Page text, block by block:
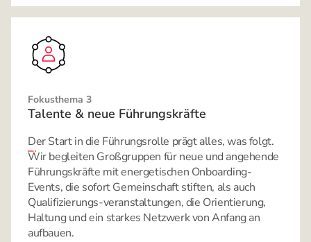
Fokusthema 3
Talente & neue Führungskräfte
Der Start in die Führungsrolle prägt alles, was folgt.
Wir begleiten Großgruppen für neue und angehende
Führungskräfte mit energetischen Onboarding-
Events, die sofort Gemeinschaft stiften, als auch
Qualifizierungs-veranstaltungen, die Orientierung,
Haltung und ein starkes Netzwerk von Anfang an
aufbauen.